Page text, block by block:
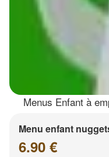
Menus Enfant à
Menu enfant
6.90 €